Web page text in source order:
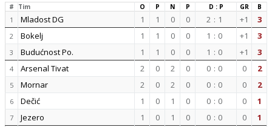
# Tim O P N P D : P GR B
1 Mladost DG 1 1 0 0 2 : 1 +1 3
2 Bokelj 1 1 0 0 1 : 0 +1 3
3 Budućnost Po. 1 1 0 0 1 : 0 +1 3
4 Arsenal Tivat 2 0 2 0 0 : 0 0 2
5 Mornar 2 0 2 0 0 : 0 0 2
6 Dečić 1 0 1 0 0 : 0 0 1
7 Jezero 1 0 1 0 0 : 0 0 1